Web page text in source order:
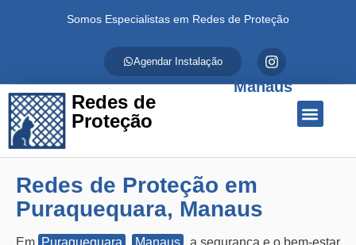
Somos Especialistas em Redes de Proteção
Agendar Instalação
Redes de
Proteção
Manaus
Redes de Proteção em
Puraquequara, Manaus
Em Puraquequara , Manaus , a segurança e o bem-estar